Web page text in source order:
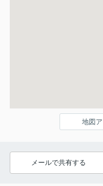
地図
メールで共有する